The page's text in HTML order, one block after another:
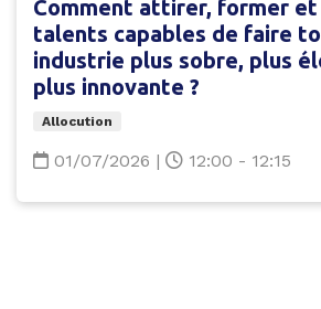
Comment attirer, former
talents capables de faire
industrie plus sobre, plus
plus innovante ?
Allocution
01/07/2026 | 12:00 - 12:15